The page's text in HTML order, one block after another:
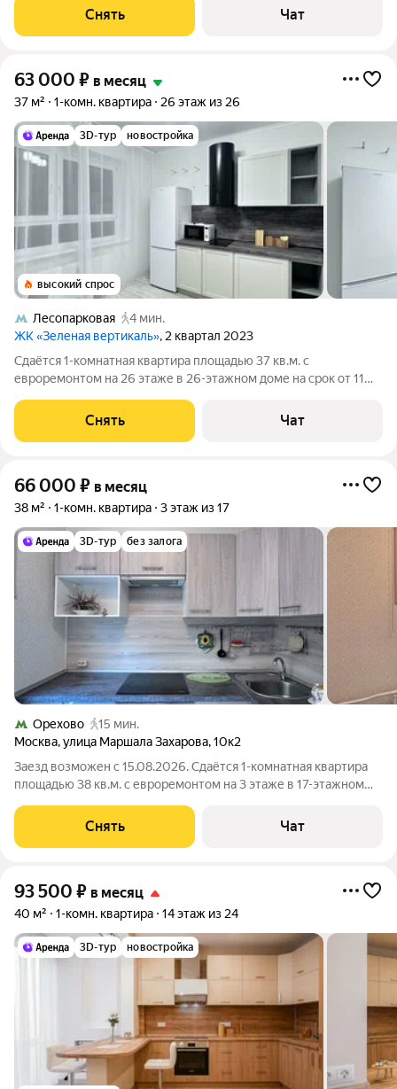
Стиральная машина Холодильник Кондиционер
Микроволновка Дом - панельный. В подъезде 2
Снять Чат
63 000 ₽ в месяц
37 м² 1-комн. квартира 26 этаж из 26
3D-тур новостройка
высокий спрос
Лесопарковая
4 мин.
ЖК «Зеленая вертикаль», 2 квартал 2023
Сдаётся 1-комнатная квартира площадью 37 кв.м. с
евроремонтом на 26 этаже в 26-этажном доме на срок от 11
Микроволновка Дом - монолитный, окна выходят во двор. В
подъезде 3 лифта - 2 грузовых
Снять Чат
66 000 ₽ в месяц
38 м² 1-комн. квартира 3 этаж из 17
3D-тур без залога
Орехово
15 мин.
Москва,улица Маршала Захарова,10к2
Заезд возможен с 15.08.2026. Сдаётся 1-комнатная квартира
площадью 38 кв.м. с евроремонтом на 3 этаже в 17-этажном
Духовой шкаф Стиральная машина Холодильник
Посудомоечная машина Пылесос
Снять Чат
93 500 ₽ в месяц
40 м² 1-комн. квартира 14 этаж из 24
3D-тур новостройка